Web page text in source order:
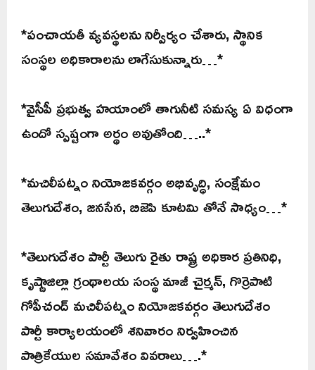
*పంచాయతీ వ్యవస్థలను నిర్వీర్యం చేశారు, స్థానిక
సంస్థల అధికారాలను లాగేసుకున్నారు…*
*వైసీపీ ప్రభుత్వ హయాంలో తాగునీటి సమస్య ఏ విధంగా
ఉందో స్పష్టంగా అర్థం అవుతోంది…..*
*మచిలీపట్నం నియోజకవర్గం అభివృద్ధి, సంక్షేమం
తెలుగుదేశం, జనసేన, బిజెపి కూటమి తోనే సాధ్యం…*
*తెలుగుదేశం పార్టీ తెలుగు రైతు రాష్ట్ర అధికార ప్రతినిధి,
కృష్ణాజిల్లా గ్రంథాలయ సంస్థ మాజీ చైర్మన్, గొర్రెపాటి
గోపీచంద్ మచిలీపట్నం నియోజకవర్గం తెలుగుదేశం
పార్టీ కార్యాలయంలో శనివారం నిర్వహించిన
పాత్రికేయుల సమావేశం వివరాలు….*